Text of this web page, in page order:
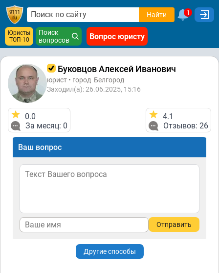
Найти 1
Юристы
ТОП-10
Поиск
вопросов
Вопрос юристу
Буковцов Алексей Иванович
юрист • город Белгород
Заходил(а): 26.06.2025, 15:16
0.0
За месяц: 0
4.1
Отзывов: 26
Ваш вопрос
Отправить
Другие способы